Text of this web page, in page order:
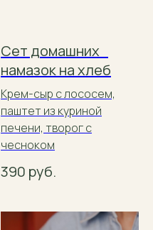
Сет домашних
намазок на хлеб
Крем-сыр с лососем,
паштет из куриной
печени, творог с
чесноком
390 руб.